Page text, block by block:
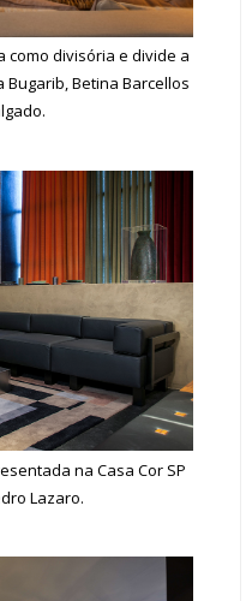
como divisória e divide a
Betina Barcellos
na Casa Cor SP
Lazaro.